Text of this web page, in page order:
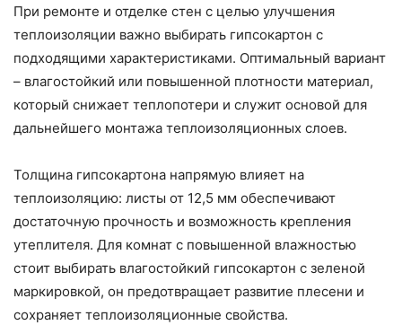
При ремонте и отделке стен с целью улучшения
теплоизоляции важно выбирать гипсокартон с
подходящими характеристиками. Оптимальный вариант
– влагостойкий или повышенной плотности материал,
который снижает теплопотери и служит основой для
дальнейшего монтажа теплоизоляционных слоев.
Толщина гипсокартона напрямую влияет на
теплоизоляцию: листы от 12,5 мм обеспечивают
достаточную прочность и возможность крепления
утеплителя. Для комнат с повышенной влажностью
стоит выбирать влагостойкий гипсокартон с зеленой
маркировкой, он предотвращает развитие плесени и
сохраняет теплоизоляционные свойства.